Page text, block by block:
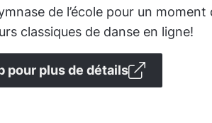
de l’école pour un moment
classiques de danse en ligne!
pour plus de détails